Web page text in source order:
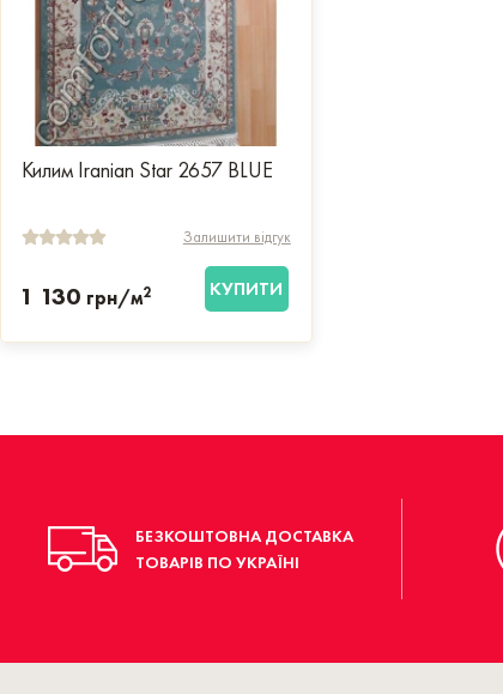
Килим Iranian Star 2657 BLUE
Залишити відгук
1 130 грн/м2 КУПИТИ
БЕЗКОШТОВНА ДОСТАВКА
ТОВАРІВ ПО УКРАЇНІ